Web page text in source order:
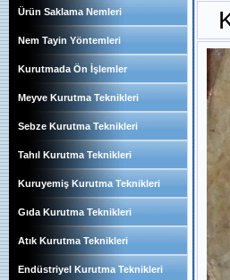
Ürün Saklama Nemleri
Nem Tayin Yöntemleri
Kurutmada Ön İşlemler
Meyve Kurutma Teknikleri
Sebze Kurutma Teknikleri
Tahıl Kurutma Teknikleri
Kuruyemiş Kurutma Teknikleri
Gıda Kurutma Teknikleri
Atık Kurutma Teknikleri
Endüstriyel Kurutma Teknikleri